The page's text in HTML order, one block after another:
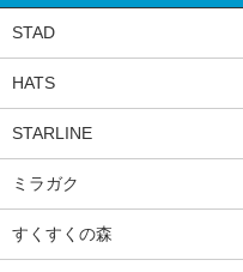
STAD
HATS
STARLINE
ミラガク
すくすくの森